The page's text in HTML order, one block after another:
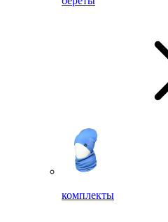
комплекты